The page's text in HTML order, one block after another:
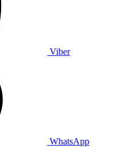
Viber
WhatsApp